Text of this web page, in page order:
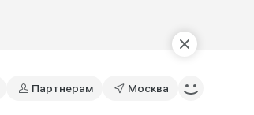
Партнерам Москва